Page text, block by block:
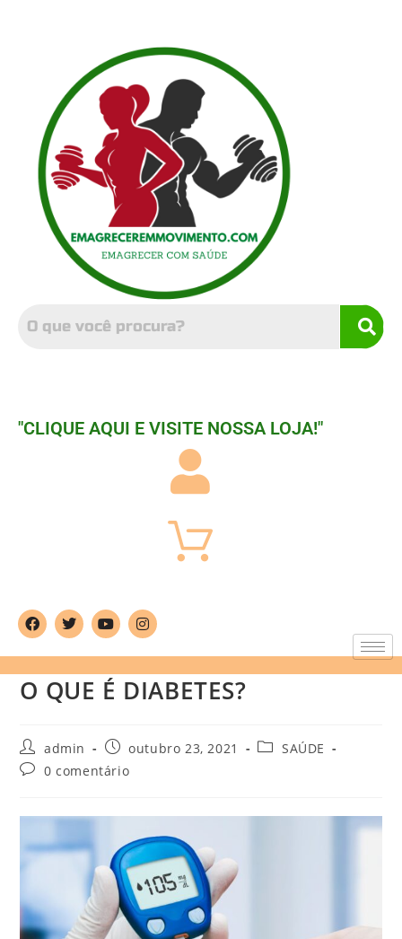
"CLIQUE AQUI E VISITE NOSSA LOJA!"
O QUE É DIABETES?
admin outubro 23, 2021
SAÚDE
0 comentário